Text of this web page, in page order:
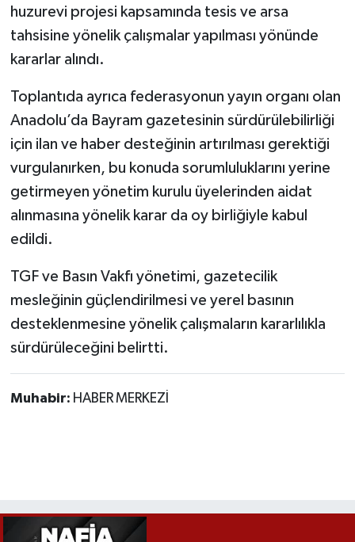
huzurevi projesi kapsamında tesis ve arsa
tahsisine yönelik çalışmalar yapılması yönünde
kararlar alındı.
Toplantıda ayrıca federasyonun yayın organı olan
Anadolu’da Bayram gazetesinin sürdürülebilirliği
için ilan ve haber desteğinin artırılması gerektiği
vurgulanırken, bu konuda sorumluluklarını yerine
getirmeyen yönetim kurulu üyelerinden aidat
alınmasına yönelik karar da oy birliğiyle kabul
edildi.
TGF ve Basın Vakfı yönetimi, gazetecilik
mesleğinin güçlendirilmesi ve yerel basının
desteklenmesine yönelik çalışmaların kararlılıkla
sürdürüleceğini belirtti.
Muhabir: HABER MERKEZİ